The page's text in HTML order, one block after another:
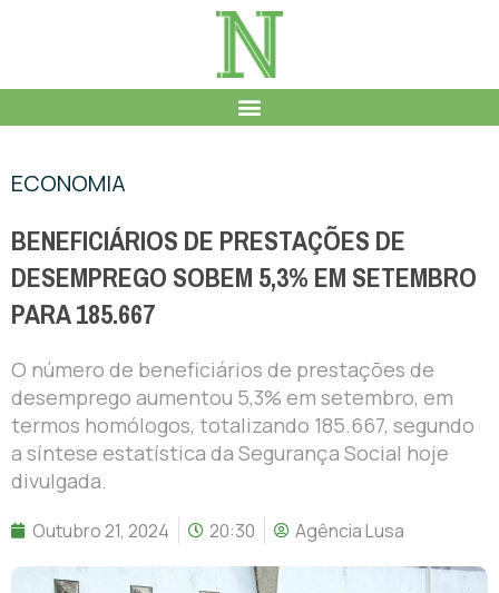
ECONOMIA
BENEFICIÁRIOS DE PRESTAÇÕES DE
DESEMPREGO SOBEM 5,3% EM SETEMBRO
PARA 185.667
O número de beneficiários de prestações de
desemprego aumentou 5,3% em setembro, em
termos homólogos, totalizando 185.667, segundo
a síntese estatística da Segurança Social hoje
divulgada.
Outubro 21, 2024 20:30 Agência Lusa